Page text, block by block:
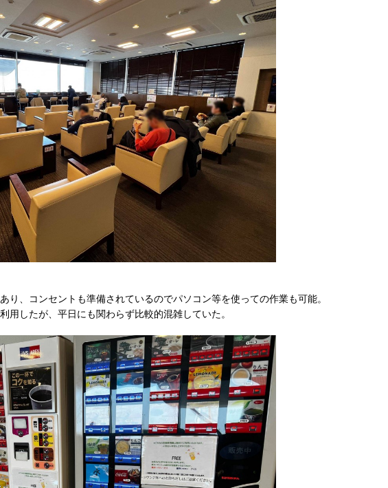
り、コンセントも準備されているのでパソコン等を使っての作業も可能。
用したが、平日にも関わらず比較的混雑していた。